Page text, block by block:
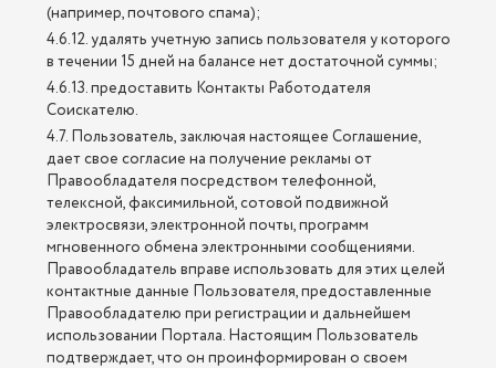
(например, почтового спама);
4.6.12. удалять учетную запись пользователя у которого
в течении 15 дней на балансе нет достаточной суммы;
4.6.13. предоставить Контакты Работодателя
Соискателю.
4.7. Пользователь, заключая настоящее Соглашение,
дает свое согласие на получение рекламы от
Правообладателя посредством телефонной,
телексной, факсимильной, сотовой подвижной
электросвязи, электронной почты, программ
мгновенного обмена электронными сообщениями.
Правообладатель вправе использовать для этих целей
контактные данные Пользователя, предоставленные
Правообладателю при регистрации и дальнейшем
использовании Портала. Настоящим Пользователь
подтверждает, что он проинформирован о своем